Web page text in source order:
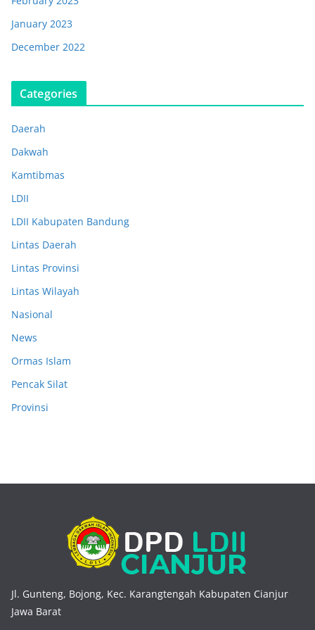
January 2023
December 2022
Categories
Daerah
Dakwah
Kamtibmas
LDII
LDII Kabupaten Bandung
Lintas Daerah
Lintas Provinsi
Lintas Wilayah
Nasional
News
Ormas Islam
Pencak Silat
Provinsi
Jl. Gunteng, Bojong, Kec. Karangtengah Kabupaten Cianjur
Jawa Barat